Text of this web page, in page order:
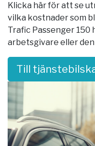
Klicka här för att se
vilka kostnader som
Trafic Passenger 150
arbetsgivare eller
Till